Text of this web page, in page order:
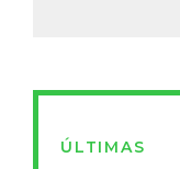
ÚLTIMAS